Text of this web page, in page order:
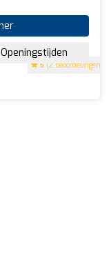
5 (2 beoordelingen)
Openingstijden